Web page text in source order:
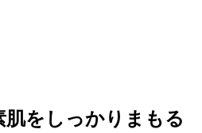
肌をしっかりまもる